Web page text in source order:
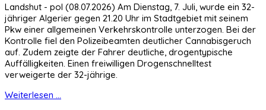
Landshut - pol (08.07.2026) Am Dienstag, 7. Juli, wurde ein 32-
jähriger Algerier gegen 21.20 Uhr im Stadtgebiet mit seinem
Pkw einer allgemeinen Verkehrskontrolle unterzogen. Bei der
Kontrolle fiel den Polizeibeamten deutlicher Cannabisgeruch
auf. Zudem zeigte der Fahrer deutliche, drogentypische
Auffälligkeiten. Einen freiwilligen Drogenschnelltest
verweigerte der 32-jährige.
Weiterlesen ...